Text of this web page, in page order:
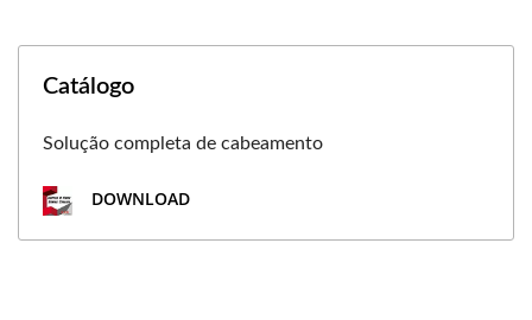
Catálogo
Solução completa de cabeamento
DOWNLOAD